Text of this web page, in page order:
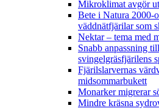
Mikroklimat avgör
Bete i Natura 2000-
väddnätfjärilar som
Nektar – tema med
Snabb anpassning
svingelgräsfjärilens
Fjärilslarvernas
midsommarbukett
Monarker migrerar
Mindre kräsna